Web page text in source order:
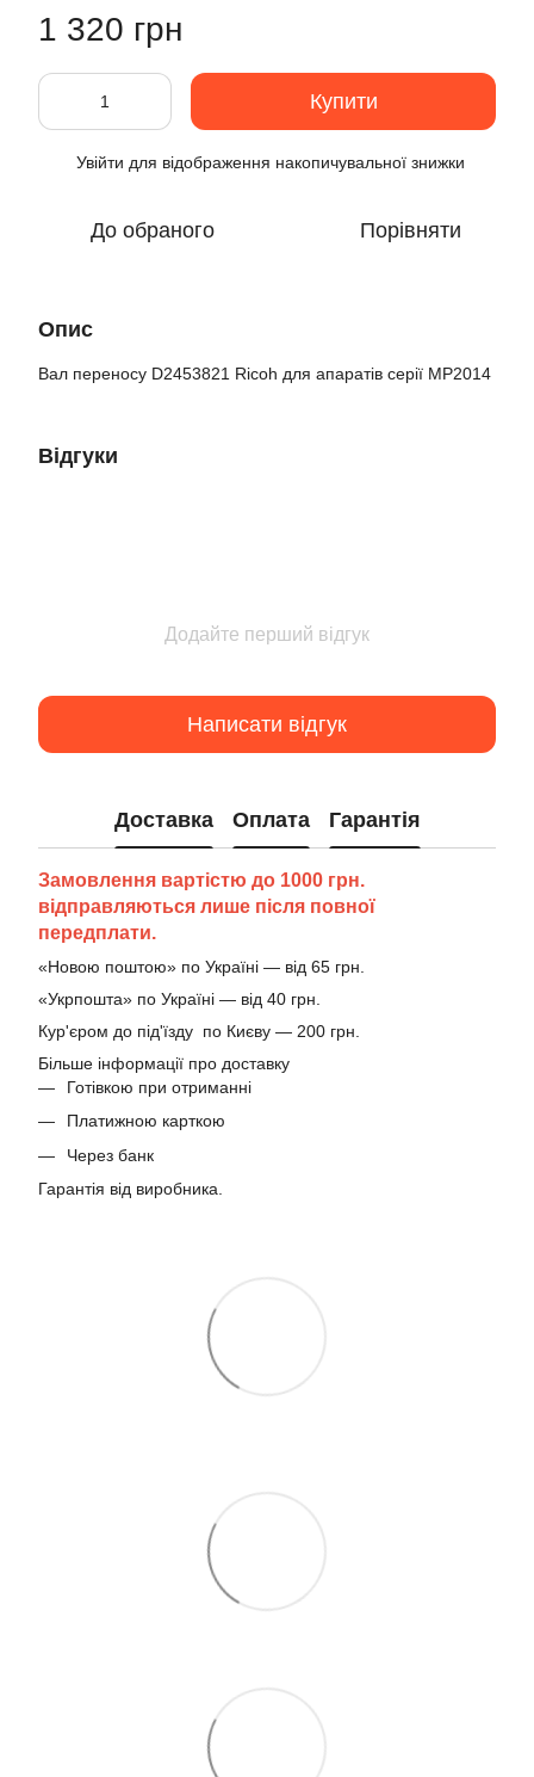
1 320 грн
Купити
Увійти для відображення накопичувальної знижки
До обраного Порівняти
Опис
Вал переносу D2453821 Ricoh для апаратів серії MP2014
Відгуки
Додайте перший відгук
Написати відгук
Доставка Оплата Гарантія
Замовлення вартістю до 1000 грн.
відправляються лише після повної
передплати.
«Новою поштою» по Україні — від 65 грн.
«Укрпошта» по Україні — від 40 грн.
Кур'єром до під'їзду по Києву — 200 грн.
Більше інформації про доставку
Готівкою при отриманні
Платижною карткою
Через банк
Гарантія від виробника.